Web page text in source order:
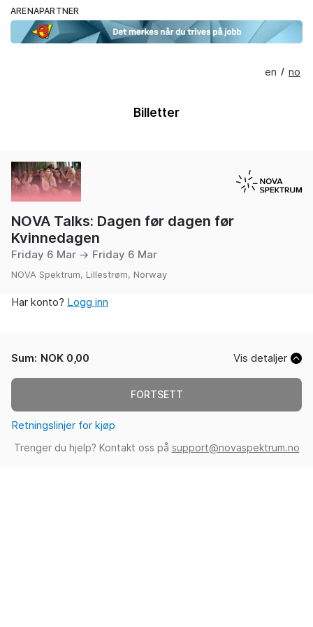
ARENAPARTNER
en / no
Billetter
NOVA Talks: Dagen før dagen før
Kvinnedagen
Friday 6 Mar → Friday 6 Mar
NOVA Spektrum, Lillestrøm, Norway
Har konto? Logg inn
Sum: NOK 0,00 Vis detaljer
FORTSETT
Retningslinjer for kjøp
Trenger du hjelp? Kontakt oss på support@novaspektrum.no